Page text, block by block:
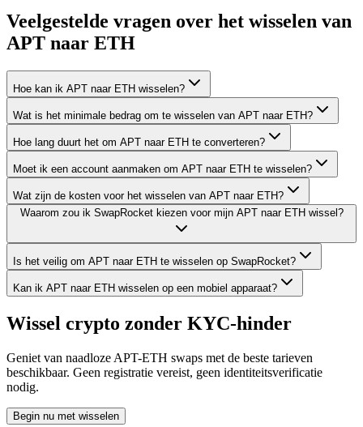
Veelgestelde vragen over het wisselen van
APT naar ETH
Hoe kan ik APT naar ETH wisselen?
Wat is het minimale bedrag om te wisselen van APT naar ETH?
Hoe lang duurt het om APT naar ETH te converteren?
Moet ik een account aanmaken om APT naar ETH te wisselen?
Wat zijn de kosten voor het wisselen van APT naar ETH?
Waarom zou ik SwapRocket kiezen voor mijn APT naar ETH wissel?
Is het veilig om APT naar ETH te wisselen op SwapRocket?
Kan ik APT naar ETH wisselen op een mobiel apparaat?
Wissel crypto zonder KYC-hinder
Geniet van naadloze APT-ETH swaps met de beste tarieven
beschikbaar. Geen registratie vereist, geen identiteitsverificatie
nodig.
Begin nu met wisselen